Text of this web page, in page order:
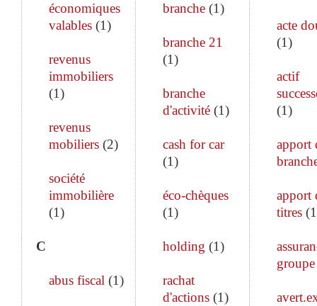
économiques
valables (1)
revenus
immobiliers
(1)
revenus
mobiliers (2)
société
immobilière
(1)
C
abus fiscal (1)
branche(1)
branche 21
(1)
branche
d'activité(1)
cash for car
(1)
éco-chèques
(1)
holding (1)
rachat
d'actions(1)
acte
(1)
actif
(1)
apport
apport
titres(1
groupe